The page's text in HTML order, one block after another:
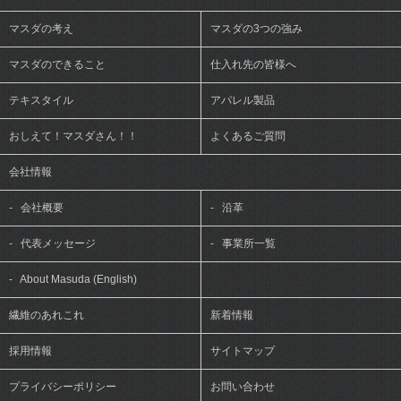
マスダの考え マスダの3つの強み
マスダのできること 仕入れ先の皆様へ
テキスタイル アパレル製品
おしえて！マスダさん！！ よくあるご質問
会社情報
- 会社概要 - 沿革
- 代表メッセージ - 事業所一覧
- About Masuda (English)
繊維のあれこれ 新着情報
採用情報 サイトマップ
プライバシーポリシー お問い合わせ